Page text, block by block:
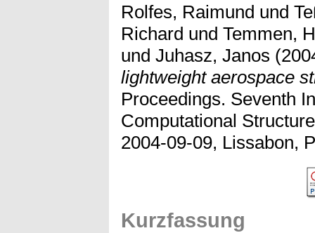
Rolfes, Raimund und
Richard und Temmen,
und Juhasz, Janos
lightweight aerospace
Proceedings. Seventh
Computational
2004-09-09, Lissabon,
Kurzfassung